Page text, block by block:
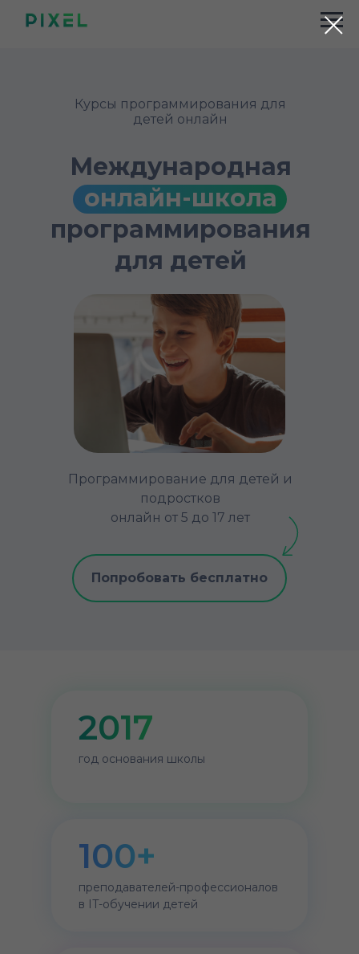
Программирование для детей и
подростков
онлайн от 5 до 17 лет
Попробовать бесплатно
Курсы программирования для
детей онлайн
Международная
онлайн-школа
программирования
для детей
100+
преподавателей-профессионалов
в IT-обучении детей
2017
год основания школы